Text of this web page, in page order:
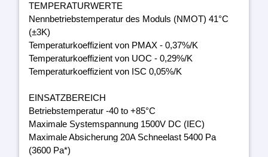
TEMPERATURWERTE
Nennbetriebstemperatur des Moduls (NMOT) 41°C
(±3K)
Temperaturkoeffizient von PMAX - 0,37%/K
Temperaturkoeffizient von UOC - 0,29%/K
Temperaturkoeffizient von ISC 0,05%/K
EINSATZBEREICH
Betriebstemperatur -40 to +85°C
Maximale Systemspannung 1500V DC (IEC)
Maximale Absicherung 20A Schneelast 5400 Pa
(3600 Pa*)